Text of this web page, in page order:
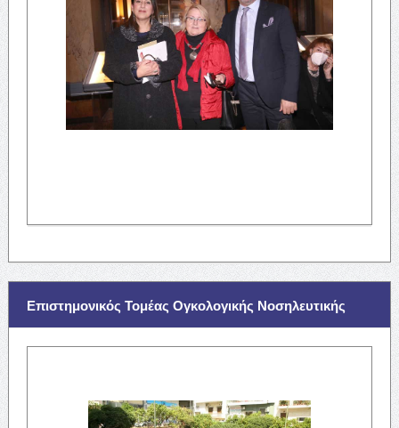
Επιστημονικός Τομέας Ογκολογικής Νοσηλευτικής